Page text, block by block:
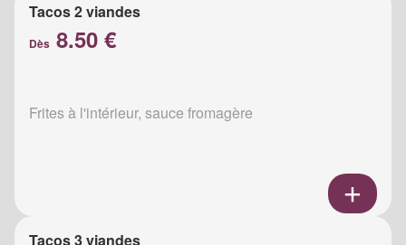
Tacos 2 viandes
Dès 8.50 €
Frites à l'intérieur, sauce fromagère
Tacos 3 viandes